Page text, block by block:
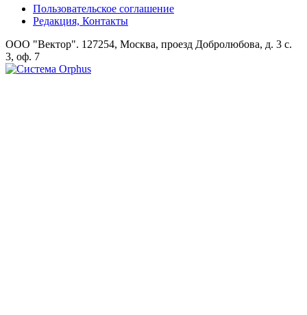
Пользовательское соглашение
Редакция, Контакты
ООО "Вектор". 127254, Москва, проезд Добролюбова, д. 3 с.
3, оф. 7